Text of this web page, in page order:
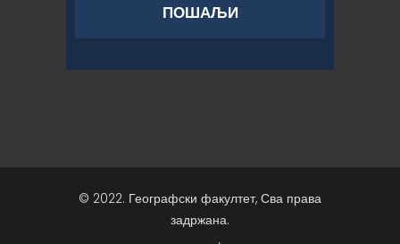
© 2022. Географски факултет, Сва права
задржана.